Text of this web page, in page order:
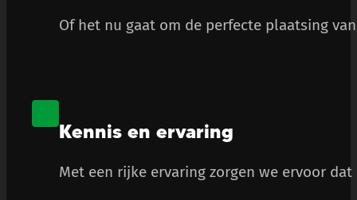
Of het nu gaat om de perfecte plaatsing
Kennis en ervaring
Met een rijke ervaring zorgen we ervoor